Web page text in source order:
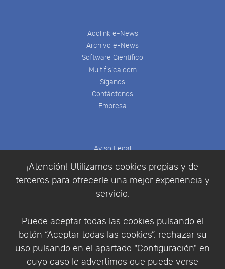
¡Atención! Utilizamos cookies propias y de
terceros para ofrecerle una mejor experiencia y
servicio.
Puede aceptar todas las cookies pulsando el
botón “Aceptar todas las cookies”, rechazar su
uso pulsando en el apartado "Configuración" en
cuyo caso le advertimos que puede verse
Addlink e-News
Archivo e-News
Software Científico
Multifisica.com
Síganos
Contáctenos
Empresa
Aviso Legal
Política de Privacidad
Condiciones de compra
Identificarse